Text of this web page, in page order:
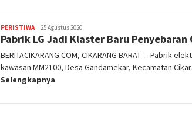
PERISTIWAadmin
25 Agustus 2020
Pabrik LG Jadi Klaster Baru Penyebaran
BERITACIKARANG.COM, CIKARANG BARAT – Pabrik
kawasan MM2100, Desa Gandamekar, Kecamatan
Selengkapnya